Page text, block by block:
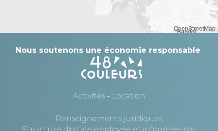
OpenStreetMap
Nous soutenons une économie responsable
Activités - Location
Renseignements juridiques
—
Structure digitale déployée et infogérée par